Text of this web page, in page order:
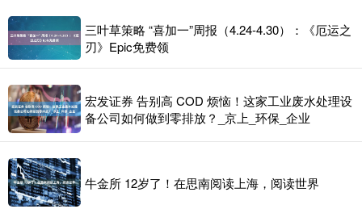
三叶草策略 “喜加一”周报（4.24-4.30）：《厄运之
刃》Epic免费领
宏发证券 告别高 COD 烦恼！这家工业废水处理设
备公司如何做到零排放？_京上_环保_企业
牛金所 12岁了！在思南阅读上海，阅读世界